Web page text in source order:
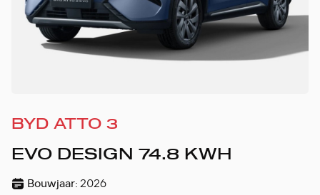
BYD ATTO 3
EVO DESIGN 74.8 KWH
Bouwjaar:2026